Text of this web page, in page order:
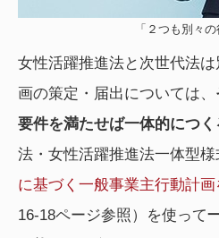
「２つも別々
⼥性活躍推進法と次世代法
画の策定・届出については、
要件を満たせば一体的につく
法・⼥性活躍推進法一体型様
に基づく一般事業主行動計画
16-18ページ参照）を使って